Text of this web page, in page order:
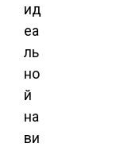
ид
еа
ль
но
й
на
ви